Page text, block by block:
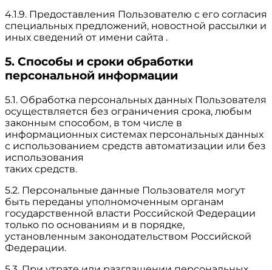
4.1.9. Предоставления Пользователю с его согласия
специальных предложений, новостной рассылки и
иных сведений от имени сайта .
5. Способы и сроки обработки
персональной информации
5.1. Обработка персональных данных Пользователя
осуществляется без ограничения срока, любым
законным способом, в том числе в
информационных системах персональных данных
с использованием средств автоматизации или без
использования
таких средств.
5.2. Персональные данные Пользователя могут
быть переданы уполномоченным органам
государственной власти Российской Федерации
только по основаниям и в порядке,
установленным законодательством Российской
Федерации.